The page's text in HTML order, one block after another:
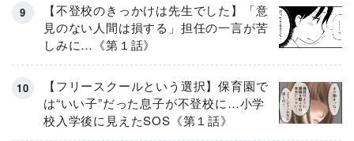
【不登校のきっかけは先生でした】「意
見のない人間は損する」担任の一言が苦
しみに…《第１話》
【フリースクールという選択】保育園で
は“いい子”だった息子が不登校に…小学
校入学後に見えたSOS《第１話》